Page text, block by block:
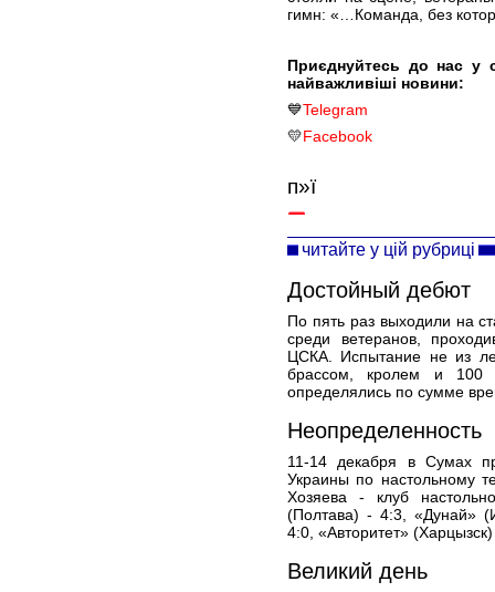
гимн: «…Команда, без
Приєднуйтесь до нас у
найважливіші новини:
💙Telegram
💛Facebook
п»ї
читайте у цій рубриці
Достойный дебют
По пять раз выходили на
среди ветеранов,
ЦСКА. Испытание не из
брассом, кролем и 100
определялись по сумме
Неопределенность
11-14 декабря в Сумах
Украины по настольному
Хозяева - клуб
(Полтава) - 4:3, «Дунай»
4:0, «Авторитет»
Великий день